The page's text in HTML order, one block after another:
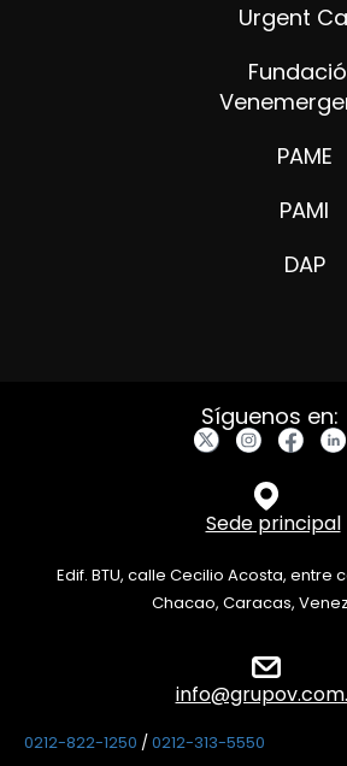
Urgent
PAME
PAMI
DAP
Síguenos en:
Sede principal
Edif. BTU, calle Cecilio Acosta, entre
Chacao, Caracas,
0212-822-1250 /0212-313-5550